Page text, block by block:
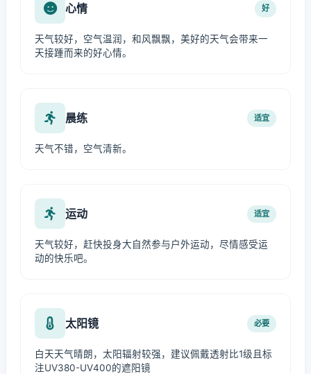
心情 好
天气较好，空气温润，和风飘飘，美好的天气会带来一
天接踵而来的好心情。
晨练 适宜
天气不错，空气清新。
运动 适宜
天气较好，赶快投身大自然参与户外运动，尽情感受运
动的快乐吧。
太阳镜 必要
白天天气晴朗，太阳辐射较强，建议佩戴透射比1级且标
注UV380-UV400的遮阳镜